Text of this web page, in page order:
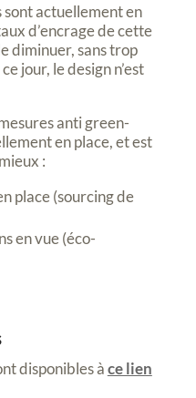
sont actuellement en
d’encrage de cette
diminuer, sans trop
jour, le design n’est
anti green-
en place, et est
:
place (sourcing de
en vue (éco-
disponibles àce lien